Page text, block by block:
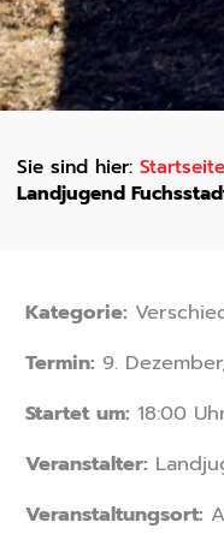
Startseite
Landjugend
Kategorie:
Termin: 9.
Startet um: 18:00
Veranstalter:
Veranstaltungsort: